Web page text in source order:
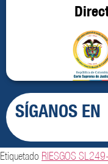
SÍGANOS EN
Etiquetado RIESGOS